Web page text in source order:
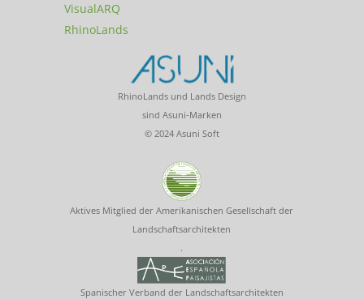
VisualARQ
RhinoLands
RhinoLands und Lands Design
sind Asuni-Marken
© 2024 Asuni Soft
Aktives Mitglied der Amerikanischen Gesellschaft der
Landschaftsarchitekten
.
Spanischer Verband der Landschaftsarchitekten